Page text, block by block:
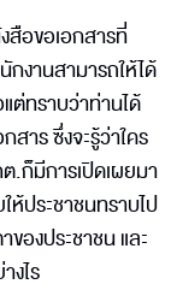
อขอเอกสารที่
งานสามารถให้ได้
ต่ทราบว่าท่านได้
าร ซึ่งจะรู้ว่าใคร
.ก็มีการเปิดเผยมา
ห้ประชาชนทราบไป
องประชาชน และ
งไร